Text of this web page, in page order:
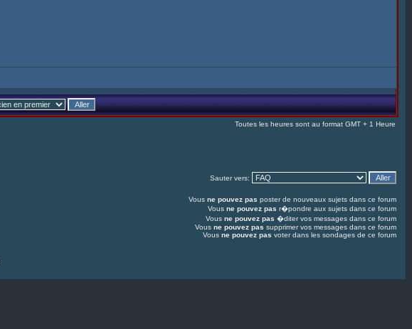
Toutes les heures sont au format GMT + 1 Heure
Sauter vers:
Vous ne pouvez pas poster de nouveaux sujets dans ce forum
Vous ne pouvez pas r�pondre aux sujets dans ce forum
Vous ne pouvez pas �diter vos messages dans ce forum
Vous ne pouvez pas supprimer vos messages dans ce forum
Vous ne pouvez pas voter dans les sondages de ce forum